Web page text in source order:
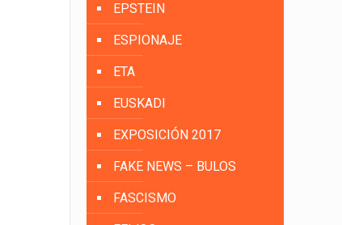
EPSTEIN
ESPIONAJE
ETA
EUSKADI
EXPOSICIÓN 2017
FAKE NEWS – BULOS
FASCISMO